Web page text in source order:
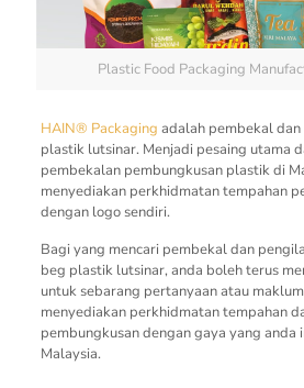
Plastic Food Packaging
HAIN® Packaging adalah pembekal
plastik lutsinar. Menjadi pesaing utama
pembekalan pembungkusan plastik di
menyediakan perkhidmatan tempahan
dengan logo sendiri.
Bagi yang mencari pembekal dan
beg plastik lutsinar, anda boleh terus
untuk sebarang pertanyaan atau
menyediakan perkhidmatan tempahan
pembungkusan dengan gaya yang anda
Malaysia.